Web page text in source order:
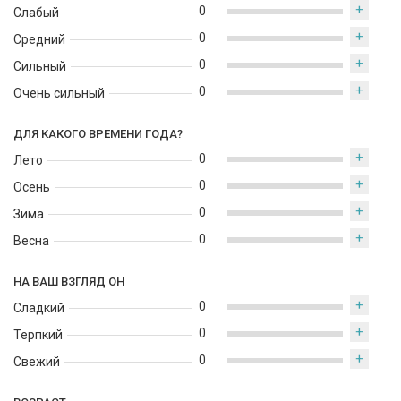
Слабый
Средний
Сильный
Очень сильный
0 +
0 +
0 +
0 +
ДЛЯ КАКОГО ВРЕМЕНИ ГОДА?
Лето
Осень
Зима
Весна
0 +
0 +
0 +
0 +
НА ВАШ ВЗГЛЯД ОН
Сладкий
Терпкий
Свежий
0 +
0 +
0 +